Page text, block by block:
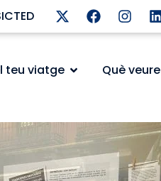
teu viatge Què veure